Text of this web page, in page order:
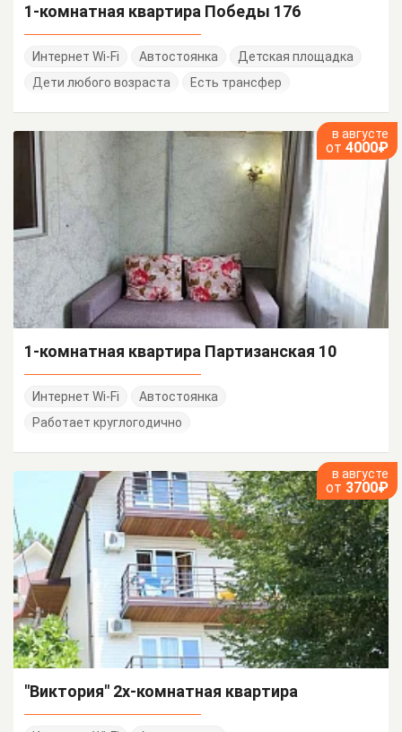
1-комнатная квартира Победы 176
Интернет Wi-Fi Автостоянка
Детская площадка
Дети любого возраста
Есть трансфер
в августе
от 4000₽
1-комнатная квартира Партизанская 10
Интернет Wi-Fi
Автостоянка
Работает круглогодично
в августе
от 3700₽
"Виктория" 2х-комнатная квартира